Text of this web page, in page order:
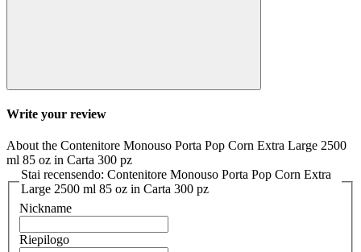
Write your review
About the Contenitore Monouso Porta Pop Corn Extra Large 2500
ml 85 oz in Carta 300 pz
Stai recensendo: Contenitore Monouso Porta Pop Corn Extra
Large 2500 ml 85 oz in Carta 300 pz
Nickname
Riepilogo